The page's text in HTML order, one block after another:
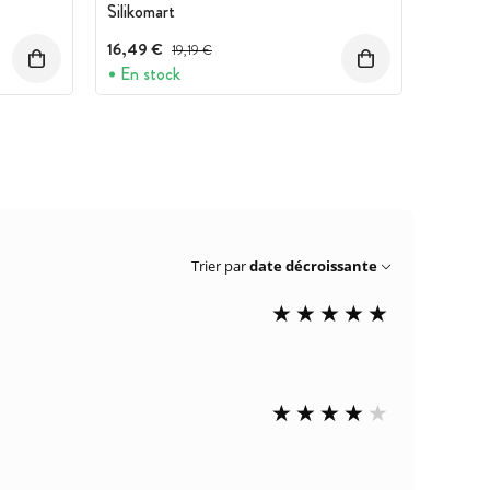
Silikomart
16,49 € Prix avant réduction :
19,19 €
En stock
Trier pardate décroissante